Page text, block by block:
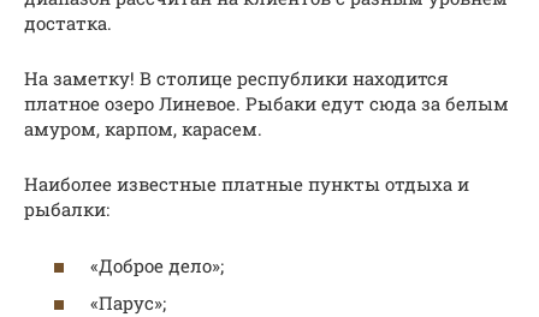
достатка.
На заметку! В столице республики находится
платное озеро Линевое. Рыбаки едут сюда за белым
амуром, карпом, карасем.
Наиболее известные платные пункты отдыха и
рыбалки:
«Доброе дело»;
«Парус»;